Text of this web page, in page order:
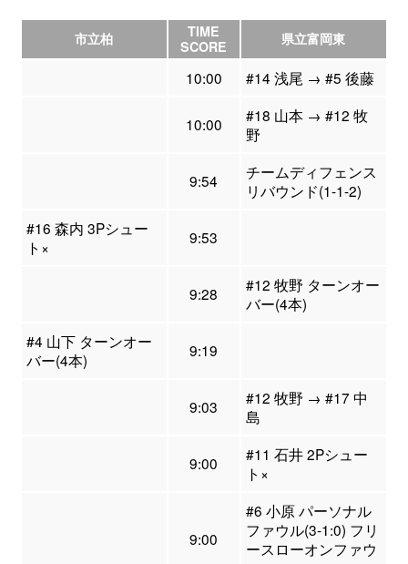
市立柏
TIME
SCORE
県立富岡東
10:00 #14 浅尾 → #5 後藤
10:00
#18 山本 → #12 牧
野
9:54
チームディフェンス
リバウンド(1-1-2)
#16 森内 3Pシュー
ト×
9:53
9:28
#12 牧野 ターンオー
バー(4本)
#4 山下 ターンオー
バー(4本)
9:19
9:03
#12 牧野 → #17 中
島
9:00
#11 石井 2Pシュー
ト×
9:00
#6 小原 パーソナル
ファウル(3-1:0) フリ
ースローオンファウ